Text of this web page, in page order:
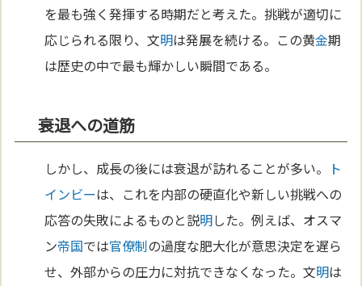
を最も強く発揮する時期だと考えた。挑戦が適切に
応じられる限り、文明は発展を続ける。この黄金期
は歴史の中で最も輝かしい瞬間である。
衰退への道筋
しかし、成長の後には衰退が訪れることが多い。
ト
インビーは、これを内部の硬直化や新しい挑戦への
応答の失敗によるものと説明した。例えば、オスマ
ン帝国では官僚制の過度な肥大化が意思決定を遅ら
せ、外部からの圧力に対抗できなくなった。文明は